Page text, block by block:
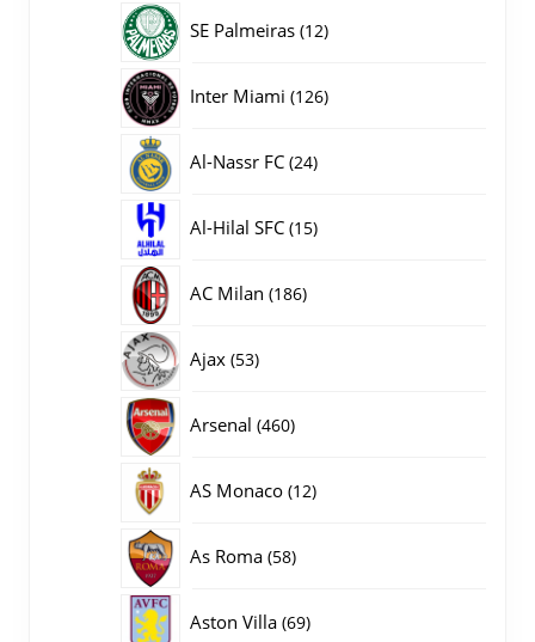
SE Palmeiras 1212
Inter Miami 126126
Al-Nassr FC 2424
Al-Hilal SFC 1515
AC Milan 186186
Ajax 5353
Arsenal 460460
AS Monaco 1212
As Roma 5858
Aston Villa 6969